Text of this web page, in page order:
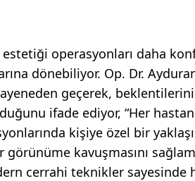
operasyonları daha
dönebiliyor. Op. Dr.
geçerek, beklentilerini
ifade ediyor, “Her
kişiye özel bir
görünüme kavuşmasını
cerrahi teknikler sayesinde